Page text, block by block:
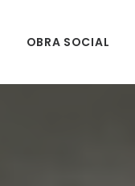
OBRA SOCIAL